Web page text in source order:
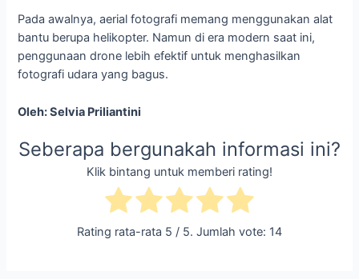
Pada awalnya, aerial fotografi memang menggunakan alat
bantu berupa helikopter. Namun di era modern saat ini,
penggunaan drone lebih efektif untuk menghasilkan
fotografi udara yang bagus.
Oleh: Selvia Priliantini
Seberapa bergunakah informasi ini?
Klik bintang untuk memberi rating!
Rating rata-rata 5 / 5. Jumlah vote: 14